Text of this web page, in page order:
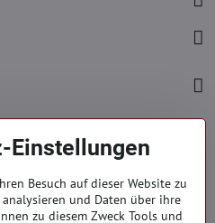
Einstellungen
Besuch auf dieser Website zu
und Daten über ihre
zu diesem Zweck Tools und